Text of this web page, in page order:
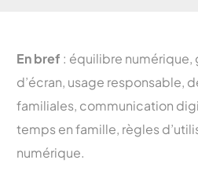
En bref : équilibre
d’écran, usage responsable,
familiales, communication
temps en famille, règles
numérique.